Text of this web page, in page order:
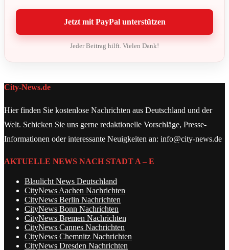
Jetzt mit PayPal unterstützen
Jeder Beitrag hilft. Vielen Dank!
City-News.de
Hier finden Sie kostenlose Nachrichten aus Deutschland und der
Welt. Schicken Sie uns gerne redaktionelle Vorschläge, Presse-
Informationen oder interessante Neuigkeiten an: info@city-news.de
AKTUELLE NEWS NACH STADT A – E
Blaulicht News Deutschland
CityNews Aachen Nachrichten
CityNews Berlin Nachrichten
CityNews Bonn Nachrichten
CityNews Bremen Nachrichten
CityNews Cannes Nachrichten
CityNews Chemnitz Nachrichten
CityNews Dresden Nachrichten